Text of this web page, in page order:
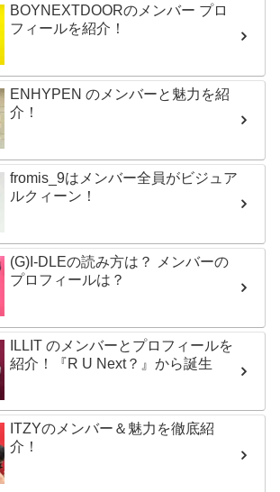
BOYNEXTDOORのメンバー プロ
フィールを紹介！
ENHYPEN のメンバーと魅力を紹
介！
fromis_9はメンバー全員がビジュア
ルクィーン！
(G)I-DLEの読み方は？ メンバーの
プロフィールは？
ILLIT のメンバーとプロフィールを
紹介！『R U Next？』から誕生
ITZYのメンバー＆魅力を徹底紹
介！